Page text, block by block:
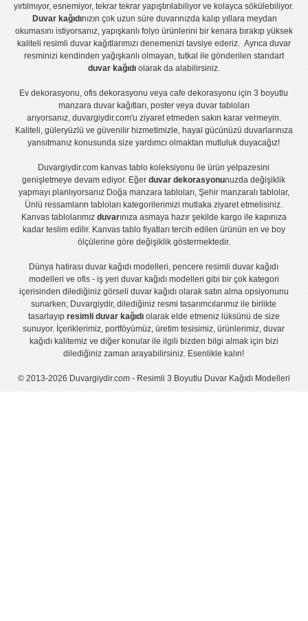
yırtılmıyor, esnemiyor, tekrar tekrar yapıştırılabiliyor ve kolayca sökülebiliyor.
Duvar kağıdınızın çok uzun süre duvarınızda kalıp yıllara meydan
okumasını istiyorsanız, yapışkanlı folyoürünlerini bir kenara bırakıp yüksek
kaliteli resimli duvar kağıtlarımızı denemenizi tavsiye ederiz. Ayrıca duvar
resminizi kendinden yağışkanlı olmayan, tutkal ile gönderilen standart
duvar kağıdıolarak da alabilirsiniz.
Ev dekorasyonu,ofis dekorasyonu veyacafe dekorasyonu için3 boyutlu
manzara duvar kağıtları, posterveya duvar tabloları
arıyorsanız, duvargiydir.com'u ziyaret etmeden sakın karar vermeyin.
Kaliteli, güleryüzlü ve güvenilir hizmetimizle, hayal gücünüzü duvarlarınıza
yansıtmanız konusunda size yardımcı olmaktan mutluluk duyacağız!
Duvargiydir.com kanvas tablo koleksiyonu ile ürün yelpazesini
genişletmeye devam ediyor. Eğerduvar dekorasyonunuzda değişiklik
yapmayı planlıyorsanız Doğa manzara tabloları, Şehir manzaralı tablolar,
Ünlü ressamların tabloları kategorilerimizi mutlaka ziyaret etmelisiniz.
Kanvas tablolarımız duvarınıza asmaya hazır şekilde kargo ile kapınıza
kadar teslim edilir. Kanvas tablo fiyatlarıtercih edilen ürünün en ve boy
ölçülerine göre değişiklik göstermektedir.
Dünya hatirası duvar kağıdı modelleri,pencere resimli duvar kağıdı
modelleri ve ofis - iş yeri duvar kağıdı modelleri gibi bir çok kategori
içerisinden dilediğiniz görseli duvar kağıdı olarak satın alma opsiyonunu
sunarken; Duvargiydir, dilediğiniz resmi tasarımcılarımız ile birlikte
tasarlayıp resimli duvar kağıdıolarak elde etmeniz lüksünü de size
sunuyor. İçeriklerimiz, portföyümüz, üretim tesisimiz, ürünlerimiz, duvar
kağıdı kalitemiz ve diğer konular ile ilgili bizden bilgi almak için bizi
dilediğiniz zaman arayabilirsiniz. Esenlikle kalın!
© 2013-2026 Duvargiydir.com - Resimli 3 Boyutlu Duvar Kağıdı Modelleri